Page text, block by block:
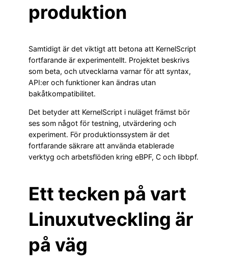
produktion
Samtidigt är det viktigt att betona att KernelScript
fortfarande är experimentellt. Projektet beskrivs
som beta, och utvecklarna varnar för att syntax,
API:er och funktioner kan ändras utan
bakåtkompatibilitet.
Det betyder att KernelScript i nuläget främst bör
ses som något för testning, utvärdering och
experiment. För produktionssystem är det
fortfarande säkrare att använda etablerade
verktyg och arbetsflöden kring eBPF, C och libbpf.
Ett tecken på vart
Linuxutveckling är
på väg